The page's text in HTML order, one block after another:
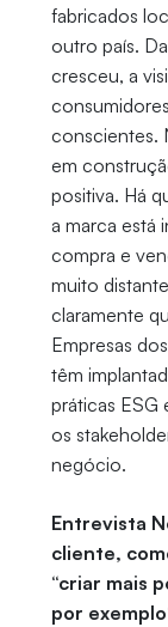
fabricados
outro país.
cresceu, a
conscientes.
em
positiva. Há
a marca está
compra e
muito
claramente
Empresas
têm
práticas ESG
os
negócio.
Entrevista
cliente,
“criar mais
por